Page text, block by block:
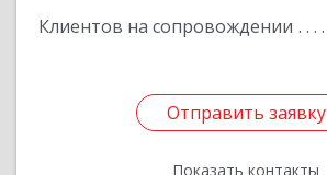
Клиентов на сопровождении
Отправить заявку
Показать контакты
Отправить заявку
Назад